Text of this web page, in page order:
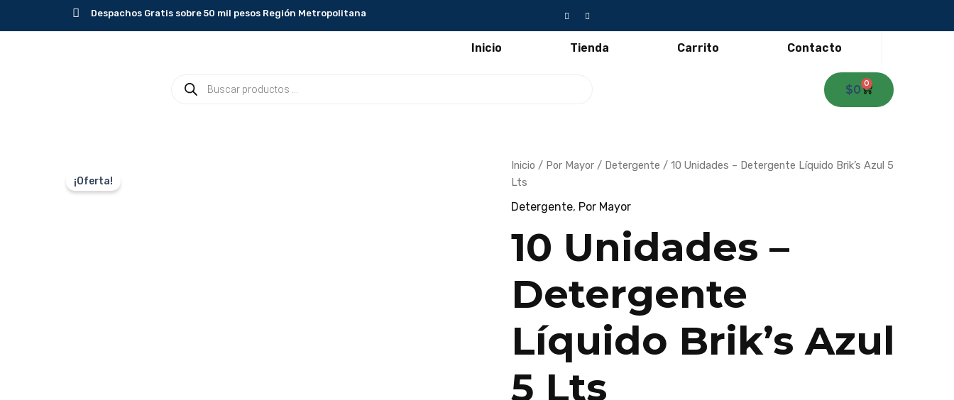
Despachos Gratis sobre 50 mil pesos Región Metropolitana
Inicio Tienda Carrito Contacto
de
productos
$0 0 Carrito
¡Oferta!
Inicio / Por Mayor / Detergente / 10 Unidades – Detergente Líquido Brik’s Azul 5
Lts
Detergente, Por Mayor
10 Unidades –
Detergente
Líquido Brik’s Azul
5 Lts
El
original
era:
$40.000.
El
$37.000.
10
Unidades
-
Líquido
5
Lts
cantidad